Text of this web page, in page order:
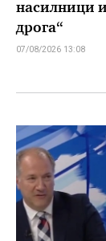
насилници
дрога“
07/08/2026 13:08